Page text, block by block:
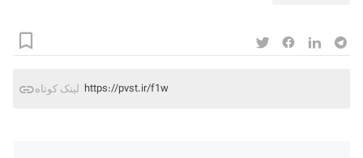
لینک کوتاه https://pvst.ir/f1w